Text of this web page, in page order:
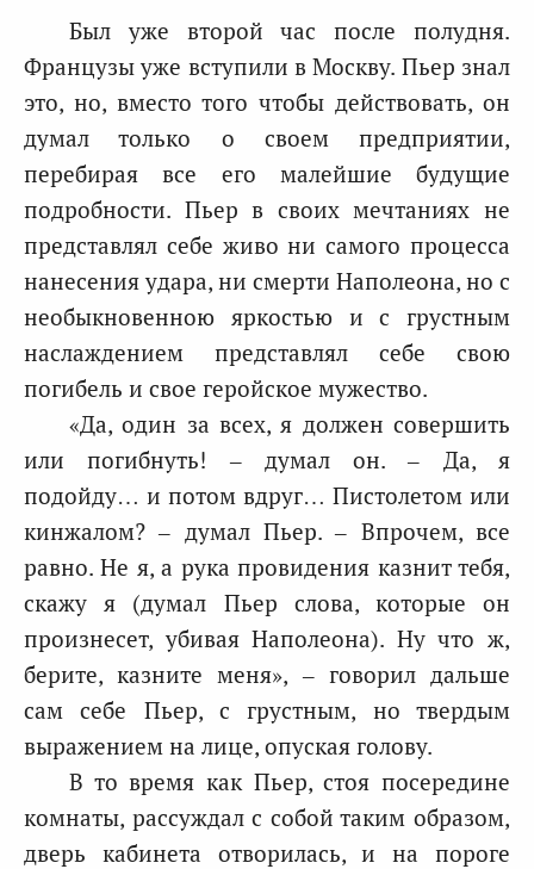
Был уже второй час после полудня.
Французы уже вступили в Москву. Пьер знал
это, но, вместо того чтобы действовать, он
думал только о своем предприятии,
перебирая все его малейшие будущие
подробности. Пьер в своих мечтаниях не
представлял себе живо ни самого процесса
нанесения удара, ни смерти Наполеона, но с
необыкновенною яркостью и с грустным
наслаждением представлял себе свою
погибель и свое геройское мужество.
«Да, один за всех, я должен совершить
или погибнуть! – думал он. – Да, я
подойду… и потом вдруг… Пистолетом или
кинжалом? – думал Пьер. – Впрочем, все
равно. Не я, а рука провидения казнит тебя,
скажу я (думал Пьер слова, которые он
произнесет, убивая Наполеона). Ну что ж,
берите, казните меня», – говорил дальше
сам себе Пьер, с грустным, но твердым
выражением на лице, опуская голову.
В то время как Пьер, стоя посередине
комнаты, рассуждал с собой таким образом,
дверь кабинета отворилась, и на пороге